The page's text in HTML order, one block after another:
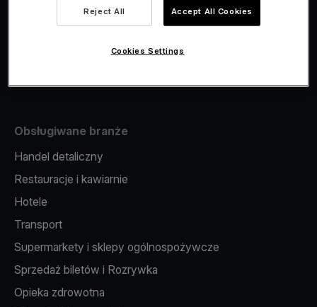
Fiskalizacja
Obsługiwane branże
Handel detaliczny
Restauracje i kawiarnie
Hotele
Transport
Supermarkety i sklepy ogólnospożywcze
Sprzedaż biletów i Rozrywka
Opieka zdrowotna
Reject All Accept All Cookies
Cookies Settings